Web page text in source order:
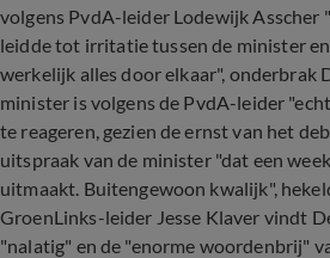
volgens PvdA-leider Lodewijk Asscher
leidde tot irritatie tussen de minister
werkelijk alles door elkaar", onderbrak
minister is volgens de PvdA-leider
te reageren, gezien de ernst van het
uitspraak van de minister "dat een
uitmaakt. Buitengewoon kwalijk",
GroenLinks-leider Jesse Klaver vindt
"nalatig" en de "enorme woordenbrij"